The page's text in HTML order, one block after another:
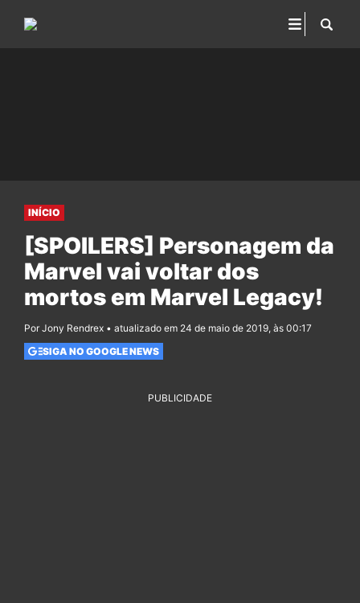
INÍCIO
[SPOILERS] Personagem da
Marvel vai voltar dos
mortos em Marvel Legacy!
Por Jony Rendrex • atualizado em 24 de maio de 2019, às 00:17
SIGA NO GOOGLE NEWS
PUBLICIDADE